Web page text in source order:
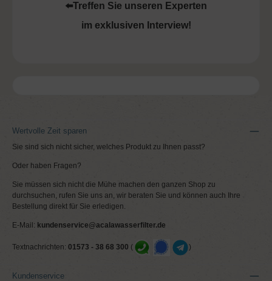
⬅️Treffen Sie unseren Experten
im exklusiven Interview!
Wertvolle Zeit sparen
Sie sind sich nicht sicher, welches Produkt zu Ihnen passt?
Oder haben Fragen?
Sie müssen sich nicht die Mühe machen den ganzen Shop zu
durchsuchen, rufen Sie uns an, wir beraten Sie und können auch Ihre
Bestellung direkt für Sie erledigen.
E-Mail: kundenservice@acalawasserfilter.de
Textnachrichten: 01573 - 38 68 300 ( )
Kundenservice